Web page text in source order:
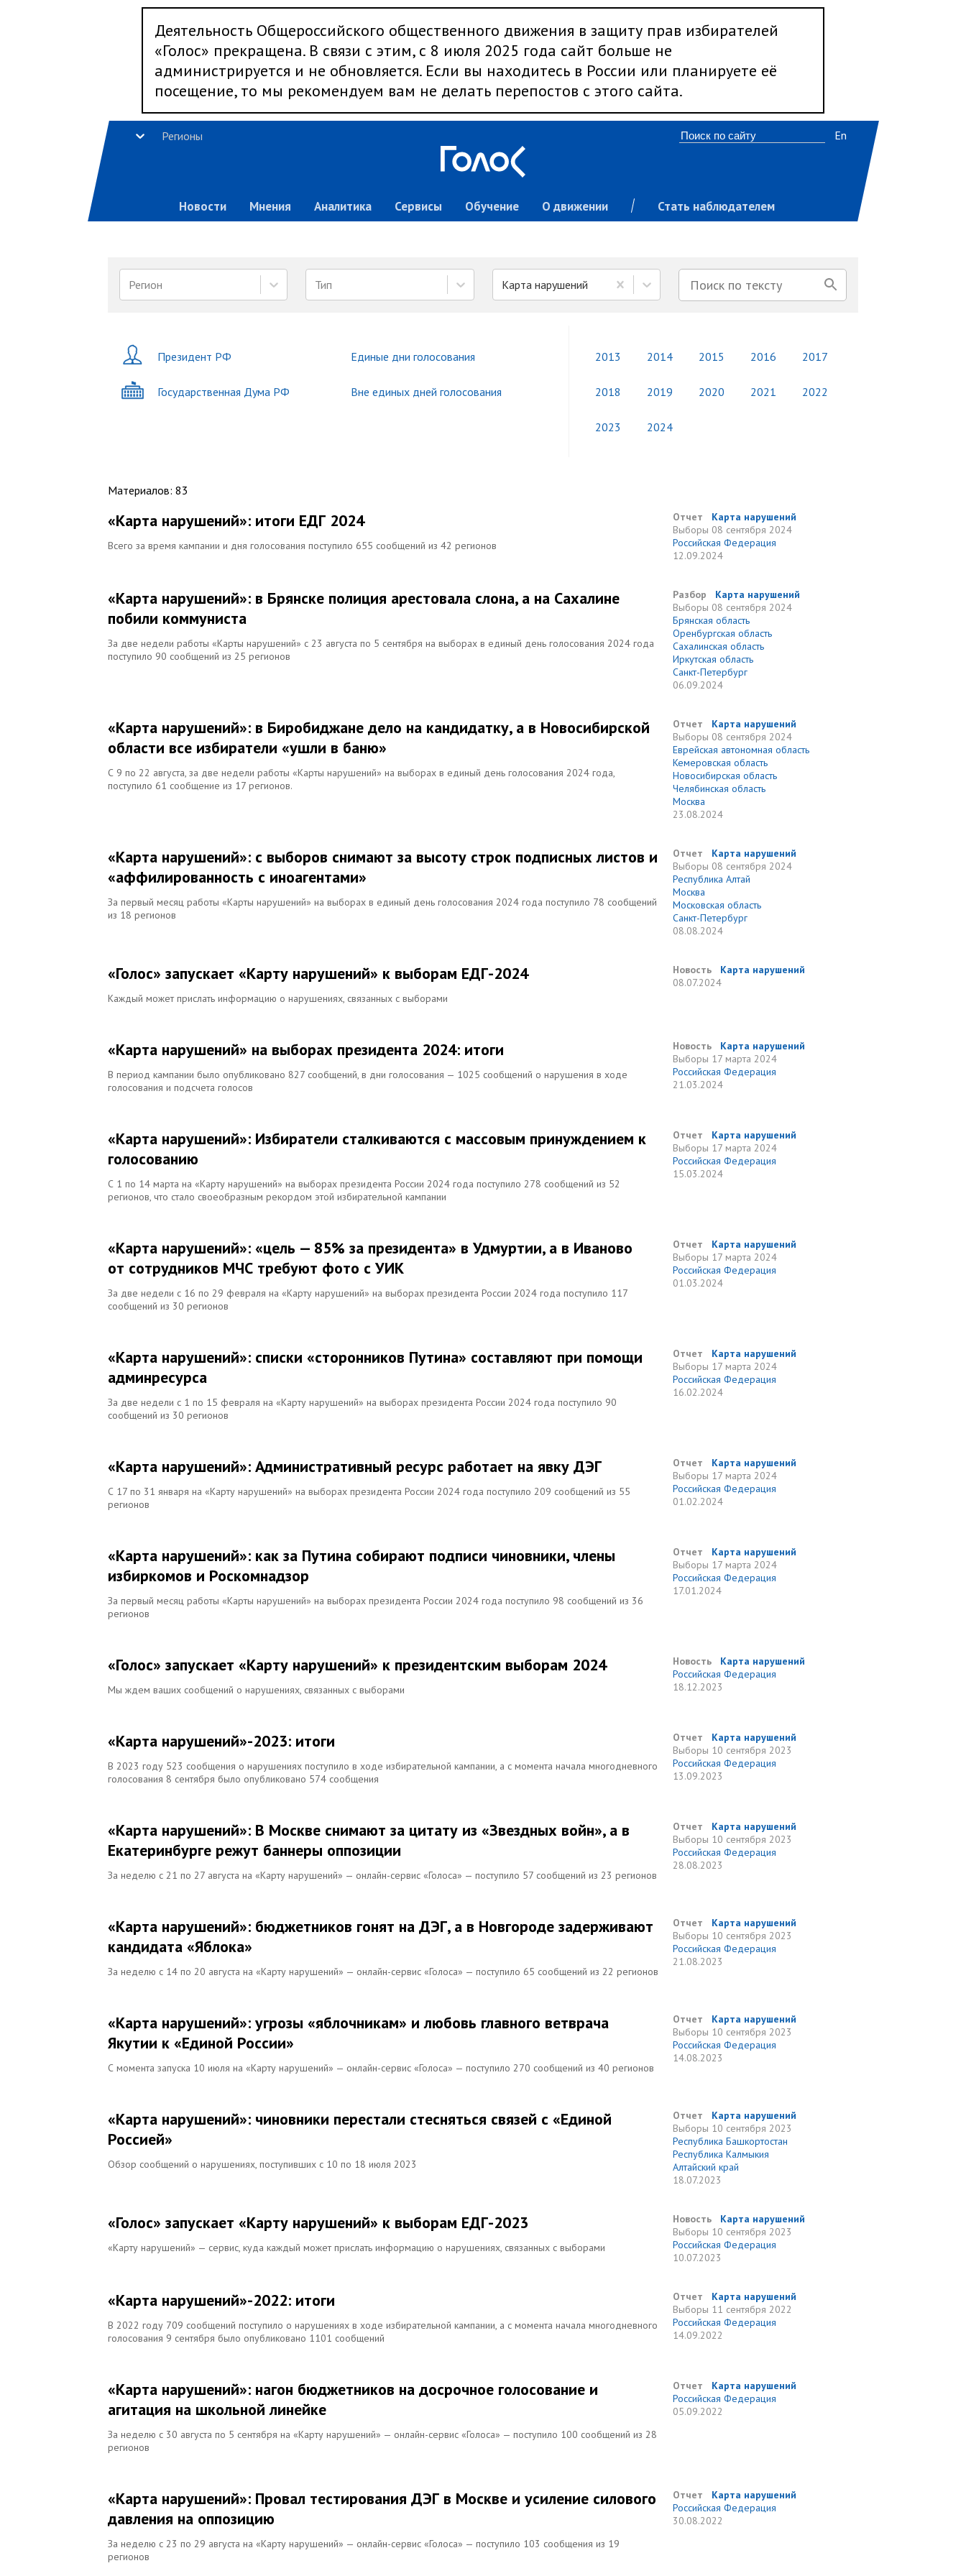
Деятельность Общероссийского общественного движения в защиту прав избирателей
«Голос» прекращена. В связи с этим, с 8 июля 2025 года сайт больше не
администрируется и не обновляется. Если вы находитесь в России или планируете её
посещение, то мы рекомендуем вам не делать перепостов с этого сайта.
Регионы
Новости Мнения Аналитика Сервисы Обучение О движении Стать наблюдателем
En
Регион Тип Карта нарушений
Президент РФ
Государственная Дума РФ
Единые дни голосования
Вне единых дней голосования
2013 2014 2015 2016 2017
2018 2019 2020 2021 2022
2023 2024
Материалов: 83
«Карта нарушений»: итоги ЕДГ 2024
Всего за время кампании и дня голосования поступило 655 сообщений из 42 регионов
Отчет
Карта нарушений
Выборы 08 сентября 2024
Российская Федерация
12.09.2024
«Карта нарушений»: в Брянске полиция арестовала слона, а на Сахалине
побили коммуниста
За две недели работы «Карты нарушений» с 23 августа по 5 сентября на выборах в единый день голосования 2024 года
поступило 90 сообщений из 25 регионов
Разбор
Карта нарушений
Выборы 08 сентября 2024
Брянская область
Оренбургская область
Сахалинская область
Иркутская область
Санкт-Петербург
06.09.2024
«Карта нарушений»: в Биробиджане дело на кандидатку, а в Новосибирской
области все избиратели «ушли в баню»
С 9 по 22 августа, за две недели работы «Карты нарушений» на выборах в единый день голосования 2024 года,
поступило 61 сообщение из 17 регионов.
Отчет
Карта нарушений
Выборы 08 сентября 2024
Еврейская автономная область
Кемеровская область
Новосибирская область
Челябинская область
Москва
23.08.2024
«Карта нарушений»: с выборов снимают за высоту строк подписных листов и
«аффилированность с иноагентами»
За первый месяц работы «Карты нарушений» на выборах в единый день голосования 2024 года поступило 78 сообщений
из 18 регионов
Отчет
Карта нарушений
Выборы 08 сентября 2024
Республика Алтай
Москва
Московская область
Санкт-Петербург
08.08.2024
«Голос» запускает «Карту нарушений» к выборам ЕДГ-2024
Каждый может прислать информацию о нарушениях, связанных с выборами
Новость
Карта нарушений
08.07.2024
«Карта нарушений» на выборах президента 2024: итоги
В период кампании было опубликовано 827 сообщений, в дни голосования — 1025 сообщений о нарушения в ходе
голосования и подсчета голосов
Новость
Карта нарушений
Выборы 17 марта 2024
Российская Федерация
21.03.2024
«Карта нарушений»: Избиратели сталкиваются с массовым принуждением к
голосованию
С 1 по 14 марта на «Карту нарушений» на выборах президента России 2024 года поступило 278 сообщений из 52
регионов, что стало своеобразным рекордом этой избирательной кампании
Отчет
Карта нарушений
Выборы 17 марта 2024
Российская Федерация
15.03.2024
«Карта нарушений»: «цель — 85% за президента» в Удмуртии, а в Иваново
от сотрудников МЧС требуют фото с УИК
За две недели с 16 по 29 февраля на «Карту нарушений» на выборах президента России 2024 года поступило 117
сообщений из 30 регионов
Отчет
Карта нарушений
Выборы 17 марта 2024
Российская Федерация
01.03.2024
«Карта нарушений»: списки «сторонников Путина» составляют при помощи
админресурса
За две недели с 1 по 15 февраля на «Карту нарушений» на выборах президента России 2024 года поступило 90
сообщений из 30 регионов
Отчет
Карта нарушений
Выборы 17 марта 2024
Российская Федерация
16.02.2024
«Карта нарушений»: Административный ресурс работает на явку ДЭГ
С 17 по 31 января на «Карту нарушений» на выборах президента России 2024 года поступило 209 сообщений из 55
регионов
Отчет
Карта нарушений
Выборы 17 марта 2024
Российская Федерация
01.02.2024
«Карта нарушений»: как за Путина собирают подписи чиновники, члены
избиркомов и Роскомнадзор
За первый месяц работы «Карты нарушений» на выборах президента России 2024 года поступило 98 сообщений из 36
регионов
Отчет
Карта нарушений
Выборы 17 марта 2024
Российская Федерация
17.01.2024
«Голос» запускает «Карту нарушений» к президентским выборам 2024
Мы ждем ваших сообщений о нарушениях, связанных с выборами
Новость
Карта нарушений
Российская Федерация
18.12.2023
«Карта нарушений»-2023: итоги
В 2023 году 523 сообщения о нарушениях поступило в ходе избирательной кампании, а с момента начала многодневного
голосования 8 сентября было опубликовано 574 сообщения
Отчет
Карта нарушений
Выборы 10 сентября 2023
Российская Федерация
13.09.2023
«Карта нарушений»: В Москве снимают за цитату из «Звездных войн», а в
Екатеринбурге режут баннеры оппозиции
За неделю с 21 по 27 августа на «Карту нарушений» — онлайн-сервис «Голоса» — поступило 57 сообщений из 23 регионов
Отчет
Карта нарушений
Выборы 10 сентября 2023
Российская Федерация
28.08.2023
«Карта нарушений»: бюджетников гонят на ДЭГ, а в Новгороде задерживают
кандидата «Яблока»
За неделю с 14 по 20 августа на «Карту нарушений» — онлайн-сервис «Голоса» — поступило 65 сообщений из 22 регионов
Отчет
Карта нарушений
Выборы 10 сентября 2023
Российская Федерация
21.08.2023
«Карта нарушений»: угрозы «яблочникам» и любовь главного ветврача
Якутии к «Единой России»
С момента запуска 10 июля на «Карту нарушений» — онлайн-сервис «Голоса» — поступило 270 сообщений из 40 регионов
Отчет
Карта нарушений
Выборы 10 сентября 2023
Российская Федерация
14.08.2023
«Карта нарушений»: чиновники перестали стесняться связей с «Единой
Россией»
Обзор сообщений о нарушениях, поступивших с 10 по 18 июля 2023
Отчет
Карта нарушений
Выборы 10 сентября 2023
Республика Башкортостан
Республика Калмыкия
Алтайский край
18.07.2023
«Голос» запускает «Карту нарушений» к выборам ЕДГ-2023
«Карту нарушений» — сервис, куда каждый может прислать информацию о нарушениях, связанных с выборами
Новость
Карта нарушений
Выборы 10 сентября 2023
Российская Федерация
10.07.2023
«Карта нарушений»-2022: итоги
В 2022 году 709 сообщений поступило о нарушениях в ходе избирательной кампании, а с момента начала многодневного
голосования 9 сентября было опубликовано 1101 сообщений
Отчет
Карта нарушений
Выборы 11 сентября 2022
Российская Федерация
14.09.2022
«Карта нарушений»: нагон бюджетников на досрочное голосование и
агитация на школьной линейке
За неделю с 30 августа по 5 сентября на «Карту нарушений» — онлайн-сервис «Голоса» — поступило 100 сообщений из 28
регионов
Отчет
Карта нарушений
Российская Федерация
05.09.2022
«Карта нарушений»: Провал тестирования ДЭГ в Москве и усиление силового
давления на оппозицию
За неделю с 23 по 29 августа на «Карту нарушений» — онлайн-сервис «Голоса» — поступило 103 сообщения из 19
регионов
Отчет
Карта нарушений
Российская Федерация
30.08.2022